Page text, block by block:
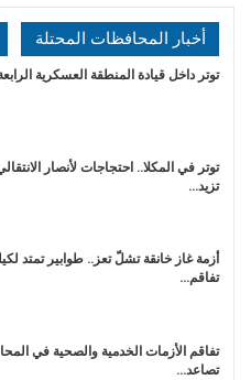
أخبار المحافظات المحتلة
توتر داخل قيادة المنطقة العسكرية
توتر في المكلا.. احتجاجات لأنصار
تزيد…
أزمة غاز خانقة تشلّ تعز.. طوابير تمتد
تفاقم…
تفاقم الأزمات الخدمية والصحية في
تصاعد…